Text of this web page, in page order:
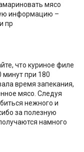
мясо
информацию –
пр
что куриное филе
минут при 180
время запекания,
мясо. Следуя
нежного и
за полезную
намного